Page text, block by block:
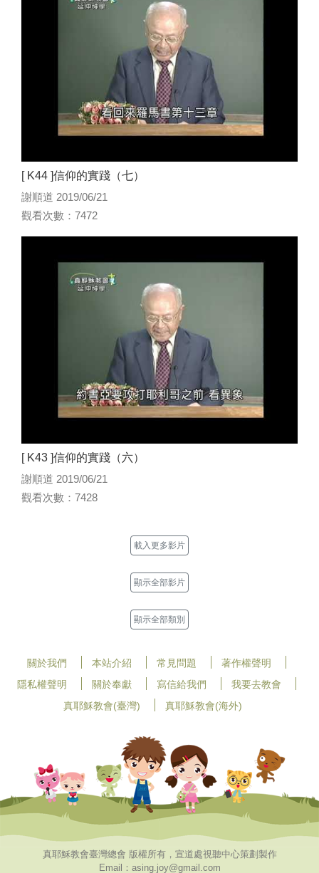
[ K44 ]信仰的實踐（七）
謝順道 2019/06/21
觀看次數：7472
[ K43 ]信仰的實踐（六）
謝順道 2019/06/21
觀看次數：7428
載入更多影片
顯示全部影片
顯示全部類別
關於我們 本站介紹 常見問題
著作權聲明
隱私權聲明
關於奉獻 寫信給我們
我要去教會
真耶穌教會(臺灣)
真耶穌教會(海外)
真耶穌教會臺灣總會 版權所有，宣道處視聽中心策劃製作
Email：asing.joy@gmail.com